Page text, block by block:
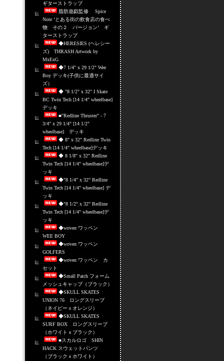
ギターストラップ
脂肪遊戯監修 Spice
Note ‘とある街の飲食店の食べ
物 その２ バージョン‘ ギ
ターストラップ
◆HERESIES (ヘレシー
ズ) THRASH Artwork by
MxExG
◆7 1/4" x 29 1/2" Wee
Boy デッキ(子供に最適サイ
ズ）
◆ "8 1/2" x 32" I Skate
BC Twin Tech [14 1/4" wheelbase]
デッキ
■"Redline Thruster" - 7
3/4" x 29 1/4" [14 1/2"
wheelbase] デッキ
◆ 8" x 32" Redline Twin
Tech [14 1/4" wheelbase]デッキ
◆ 8 1/8" x 32" Redline
Twin Tech [14 1/4" wheelbase]デ
ッキ
◆"8 1/4" x 32" Redline
Twin Tech [14 1/4" wheelbase] デ
ッキ
◆"8 1/2" x 32" Redline
Twin Tech [14 1/4" wheelbase]デ
ッキ
◆woven ワッペン
WEE BOY
◆woven ワッペン
GOLFERS
◆woven ワッペン カ
セット
◆Small Patch フォーム
メッシュキャップ（ブラック）
◆SKULL SKATES
UNION 76 ロングスリーブ
（ネイビーｘオレンジ）
◆SKULL SKATES
SURF BOX ロングスリーブ
（ホワイトｘブラック）
■スカルロゴ SHIN
HACK スウェットパンツ
（ブラックｘホワイト）